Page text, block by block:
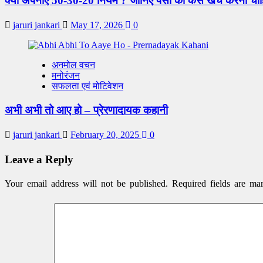
jaruri jankari May 17, 2026 0
अनमोल वचन
मनोरंजन
सफलता एवं मोटिवेशन
अभी अभी तो आए हो – प्रेरणादायक कहानी
jaruri jankari February 20, 2025 0
Leave a Reply
Your email address will not be published. Required fields are